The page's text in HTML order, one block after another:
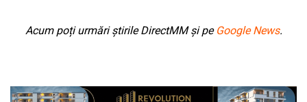
Acum poți urmări știrile DirectMM și pe Google News.